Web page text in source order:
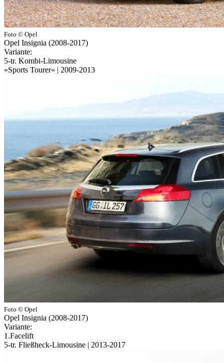
Foto © Opel
Opel Insignia (2008-2017)
Variante:
5-tr. Kombi-Limousine
»Sports Tourer« | 2009-2013
Foto © Opel
Opel Insignia (2008-2017)
Variante:
1.Facelift
5-tr. Fließheck-Limousine | 2013-2017